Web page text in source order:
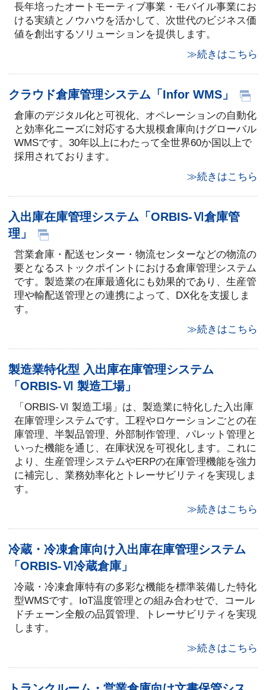
長年培ったオートモーティブ事業・モバイル事業にお
ける実績とノウハウを活かして、次世代のビジネス価
値を創出するソリューションを提供します。
≫続きはこちら
クラウド倉庫管理システム「Infor WMS」
倉庫のデジタル化と可視化、オペレーションの自動化
と効率化ニーズに対応する大規模倉庫向けグローバル
WMSです。30年以上にわたって全世界60か国以上で
採用されております。
≫続きはこちら
入出庫在庫管理システム「ORBIS-Ⅵ倉庫管
理」
営業倉庫・配送センター・物流センターなどの物流の
要となるストックポイントにおける倉庫管理システム
です。製造業の在庫最適化にも効果的であり、生産管
理や輸配送管理との連携によって、DX化を支援しま
す。
≫続きはこちら
製造業特化型 入出庫在庫管理システム
「ORBIS-Ⅵ 製造工場」
「ORBIS-Ⅵ 製造工場」は、製造業に特化した入出庫
在庫管理システムです。工程やロケーションごとの在
庫管理、半製品管理、外部制作管理、パレット管理と
いった機能を通じ、在庫状況を可視化します。これに
より、生産管理システムやERPの在庫管理機能を強力
に補完し、業務効率化とトレーサビリティを実現しま
す。
≫続きはこちら
冷蔵・冷凍倉庫向け入出庫在庫管理システム
「ORBIS-Ⅵ冷蔵倉庫」
冷蔵・冷凍倉庫特有の多彩な機能を標準装備した特化
型WMSです。IoT温度管理との組み合わせで、コール
ドチェーン全般の品質管理、トレーサビリティを実現
します。
≫続きはこちら